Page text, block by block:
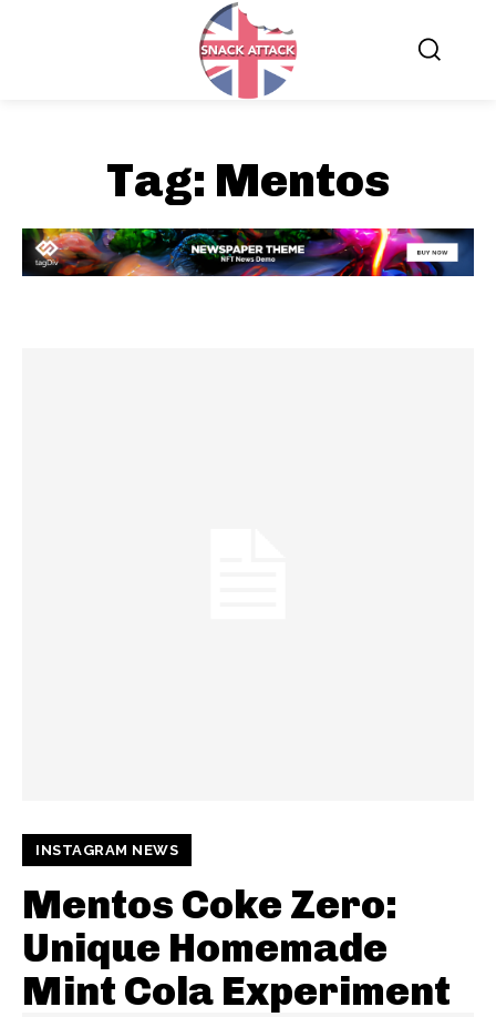
Tag: Mentos
INSTAGRAM NEWS
Mentos Coke Zero:
Unique Homemade
Mint Cola Experiment